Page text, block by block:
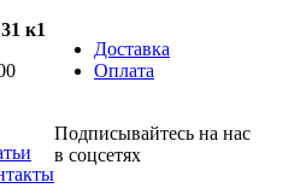
к1
Доставка
Оплата
Подписывайтесь на нас
в соцсетях